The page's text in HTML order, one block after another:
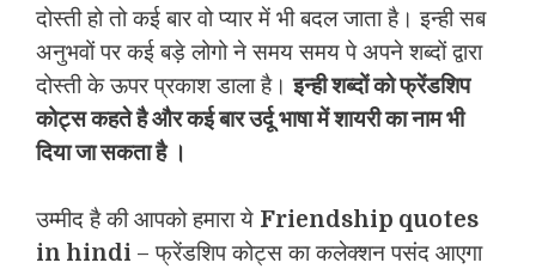
दोस्ती हो तो कई बार वो प्यार में भी बदल जाता है। इन्ही सब
अनुभवों पर कई बड़े लोगो ने समय समय पे अपने शब्दों द्वारा
दोस्ती के ऊपर प्रकाश डाला है।इन्ही शब्दों को फ्रेंडशिप
कोट्स कहते है और कई बार उर्दू भाषा में शायरी का नाम भी
दिया जा सकता है ।
उम्मीद है की आपको हमारा ये Friendship quotes
in hindi – फ्रेंडशिप कोट्स का कलेक्शन पसंद आएगा